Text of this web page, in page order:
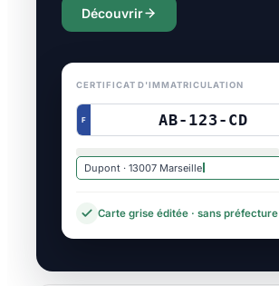
Découvrir
CERTIFICAT D'IMMATRICULATION
F AB-123-CD
Dupont · 13007 Marseille
Carte grise éditée · sans préfecture